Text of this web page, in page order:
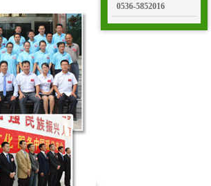
0536-5852016